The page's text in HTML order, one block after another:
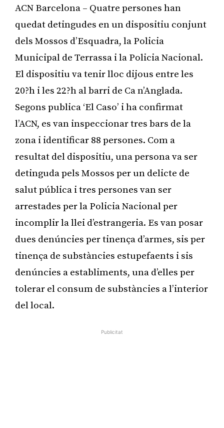
ACN Barcelona – Quatre persones han
quedat detingudes en un dispositiu conjunt
dels Mossos d’Esquadra, la Policia
Municipal de Terrassa i la Policia Nacional.
El dispositiu va tenir lloc dijous entre les
20?h i les 22?h al barri de Ca n’Anglada.
Segons publica ‘El Caso’ i ha confirmat
l’ACN, es van inspeccionar tres bars de la
zona i identificar 88 persones. Com a
resultat del dispositiu, una persona va ser
detinguda pels Mossos per un delicte de
salut pública i tres persones van ser
arrestades per la Policia Nacional per
incomplir la llei d’estrangeria. Es van posar
dues denúncies per tinença d’armes, sis per
tinença de substàncies estupefaents i sis
denúncies a establiments, una d’elles per
tolerar el consum de substàncies a l’interior
del local.
Publicitat